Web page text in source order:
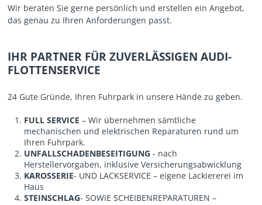
Wir beraten Sie gerne persönlich und erstellen ein Angebot,
das genau zu Ihren Anforderungen passt.
IHR PARTNER FÜR ZUVERLÄSSIGEN AUDI-
FLOTTENSERVICE
24 Gute Gründe, Ihren Fuhrpark in unsere Hände zu geben.
FULL SERVICE – Wir übernehmen sämtliche
mechanischen und elektrischen Reparaturen rund um
Ihren Fuhrpark.
UNFALLSCHADENBESEITIGUNG - nach
Herstellervorgaben, inklusive Versicherungsabwicklung
KAROSSERIE- UND LACKSERVICE – eigene Lackiererei im
Haus
STEINSCHLAG- SOWIE SCHEIBENREPARATUREN –